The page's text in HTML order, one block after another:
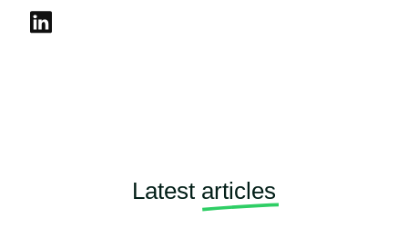
Latest articles